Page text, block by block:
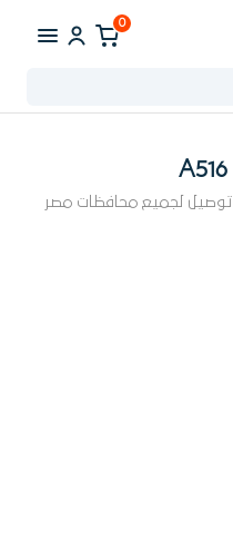
0
توصيل لجميع محافظات مصر